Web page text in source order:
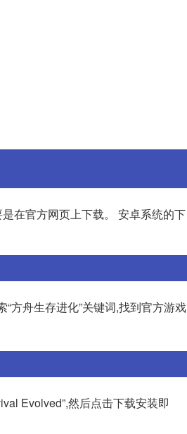
在官方网页上下载。 安卓系统的下
方舟生存进化”关键词,找到官方游戏
Evolved”,然后点击下载安装即